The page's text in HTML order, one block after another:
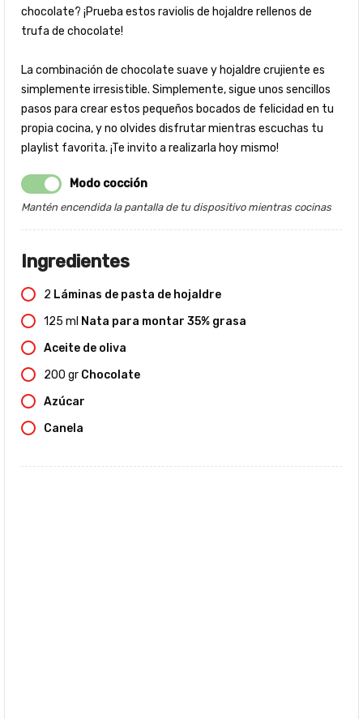
chocolate? ¡Prueba estos raviolis de hojaldre rellenos de
trufa de chocolate!
La combinación de chocolate suave y hojaldre crujiente es
simplemente irresistible. Simplemente, sigue unos sencillos
pasos para crear estos pequeños bocados de felicidad en tu
propia cocina, y no olvides disfrutar mientras escuchas tu
playlist favorita. ¡Te invito a realizarla hoy mismo!
Modo cocción
Mantén encendida la pantalla de tu dispositivo mientras cocinas
Ingredientes
2 Láminas de pasta de hojaldre
125 ml Nata para montar 35% grasa
Aceite de oliva
200 gr Chocolate
Azúcar
Canela